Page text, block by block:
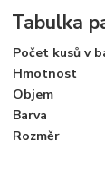
Tabulka
Počet kusů v
Hmotnost
Objem
Barva
Rozměr